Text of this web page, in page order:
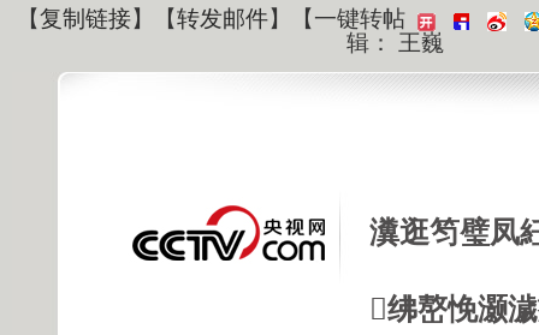
【复制链接】【转发邮件】
【一键转帖
辑： 王巍
瀵逛笉璧凤
绋嶅悗灏